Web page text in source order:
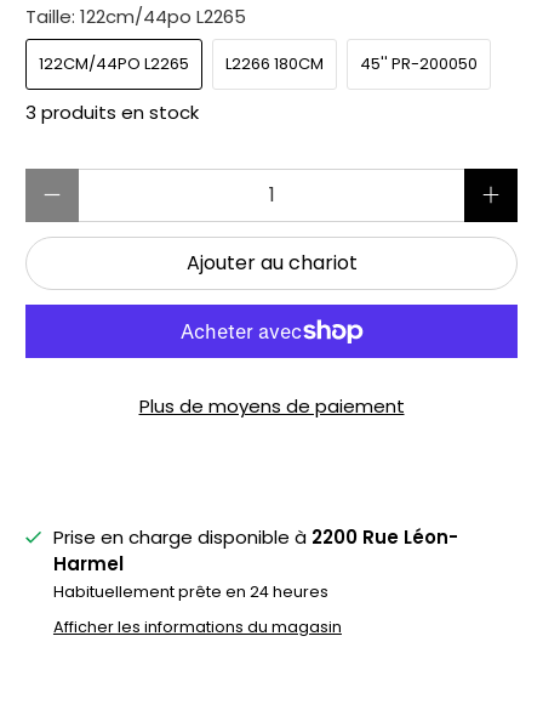
Taille:122cm/44po L2265
122CM/44PO L2265 L2266 180CM 45'' PR-200050
3 produits en stock
Ajouter au chariot
Plus de moyens de paiement
Prise en charge disponible à 2200 Rue Léon-
Harmel
Habituellement prête en 24 heures
Afficher les informations du magasin